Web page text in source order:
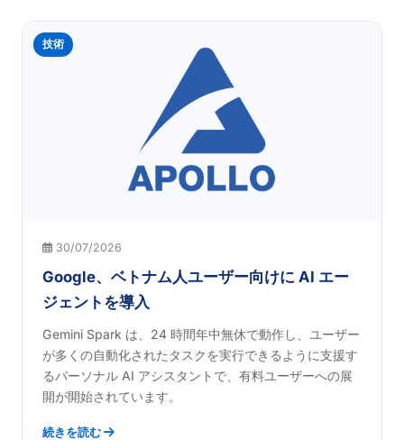
技術
30/07/2026
Google、ベトナム人ユーザー向けに AI エー
ジェントを導入
Gemini Spark は、24 時間年中無休で動作し、ユーザー
が多くの自動化されたタスクを実行できるように支援す
るパーソナル AI アシスタントで、有料ユーザーへの展
開が開始されています。
続きを読む